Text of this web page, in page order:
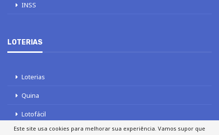
INSS
LOTERIAS
Loterias
Quina
Lotofácil
Mega-Sena
Este site usa cookies para melhorar sua experiência. Vamos supor que